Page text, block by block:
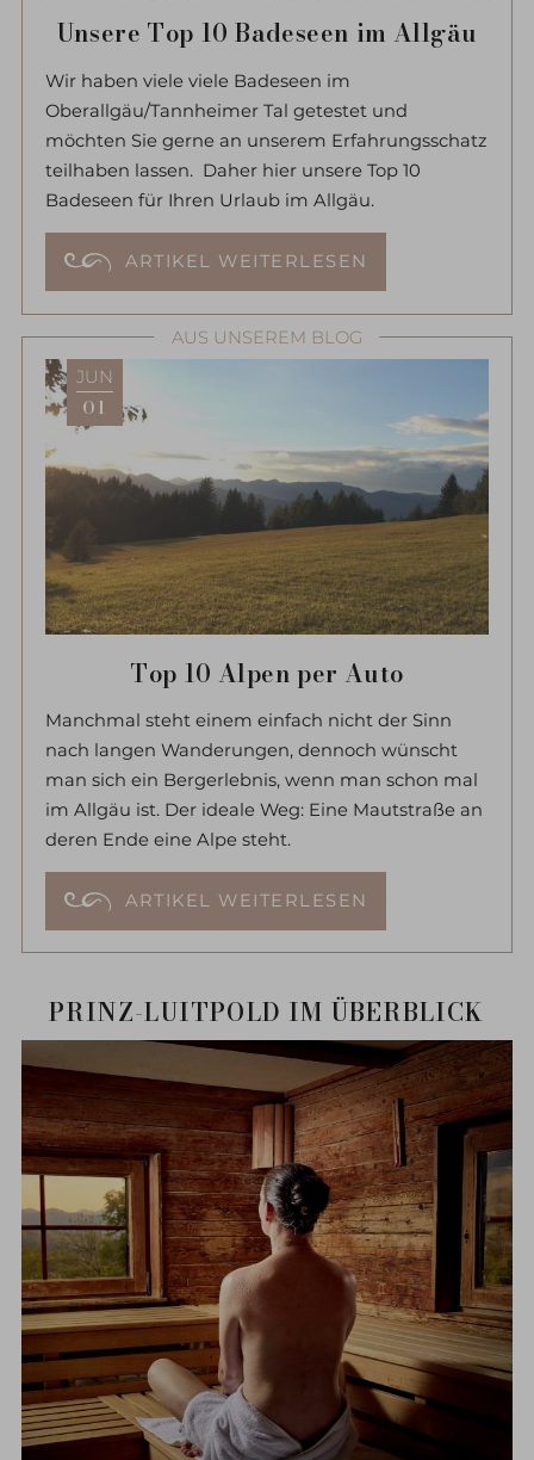
Unsere Top 10 Badeseen im Allgäu
Wir haben viele viele Badeseen im
Oberallgäu/Tannheimer Tal getestet und
möchten Sie gerne an unserem Erfahrungsschatz
teilhaben lassen. Daher hier unsere Top 10
Badeseen für Ihren Urlaub im Allgäu.
ARTIKEL WEITERLESEN
AUS UNSEREM BLOG
JUN
01
Top 10 Alpen per Auto
Manchmal steht einem einfach nicht der Sinn
nach langen Wanderungen, dennoch wünscht
man sich ein Bergerlebnis, wenn man schon mal
im Allgäu ist. Der ideale Weg: Eine Mautstraße an
deren Ende eine Alpe steht.
ARTIKEL WEITERLESEN
PRINZ-LUITPOLD IM ÜBERBLICK